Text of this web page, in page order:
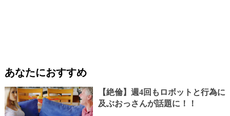
あなたにおすすめ
【絶倫】週4回もロボットと行為に
及ぶおっさんが話題に！！